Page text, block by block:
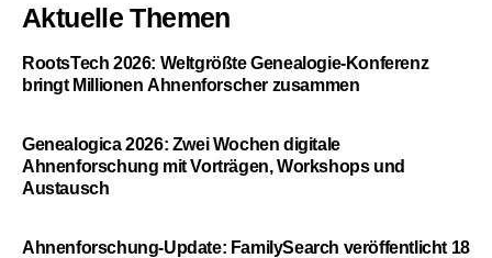
Aktuelle Themen
RootsTech 2026: Weltgrößte Genealogie-Konferenz
bringt Millionen Ahnenforscher zusammen
Genealogica 2026: Zwei Wochen digitale
Ahnenforschung mit Vorträgen, Workshops und
Austausch
Ahnenforschung-Update: FamilySearch veröffentlicht 18